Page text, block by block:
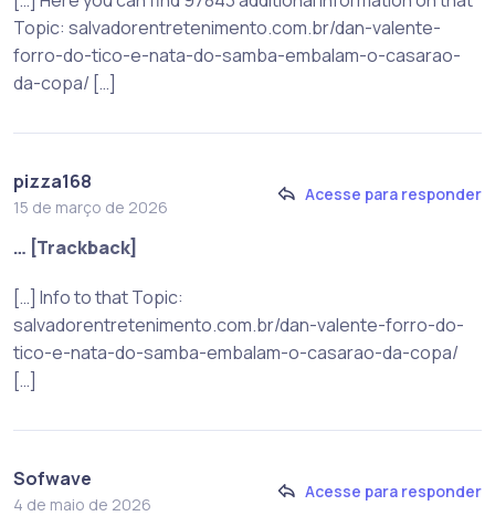
Topic: salvadorentretenimento.com.br/dan-valente-
forro-do-tico-e-nata-do-samba-embalam-o-casarao-
da-copa/ […]
pizza168
15 de março de 2026
Acesse para responder
… [Trackback]
[…] Info to that Topic:
salvadorentretenimento.com.br/dan-valente-forro-do-
tico-e-nata-do-samba-embalam-o-casarao-da-copa/
[…]
Sofwave
4 de maio de 2026
Acesse para responder